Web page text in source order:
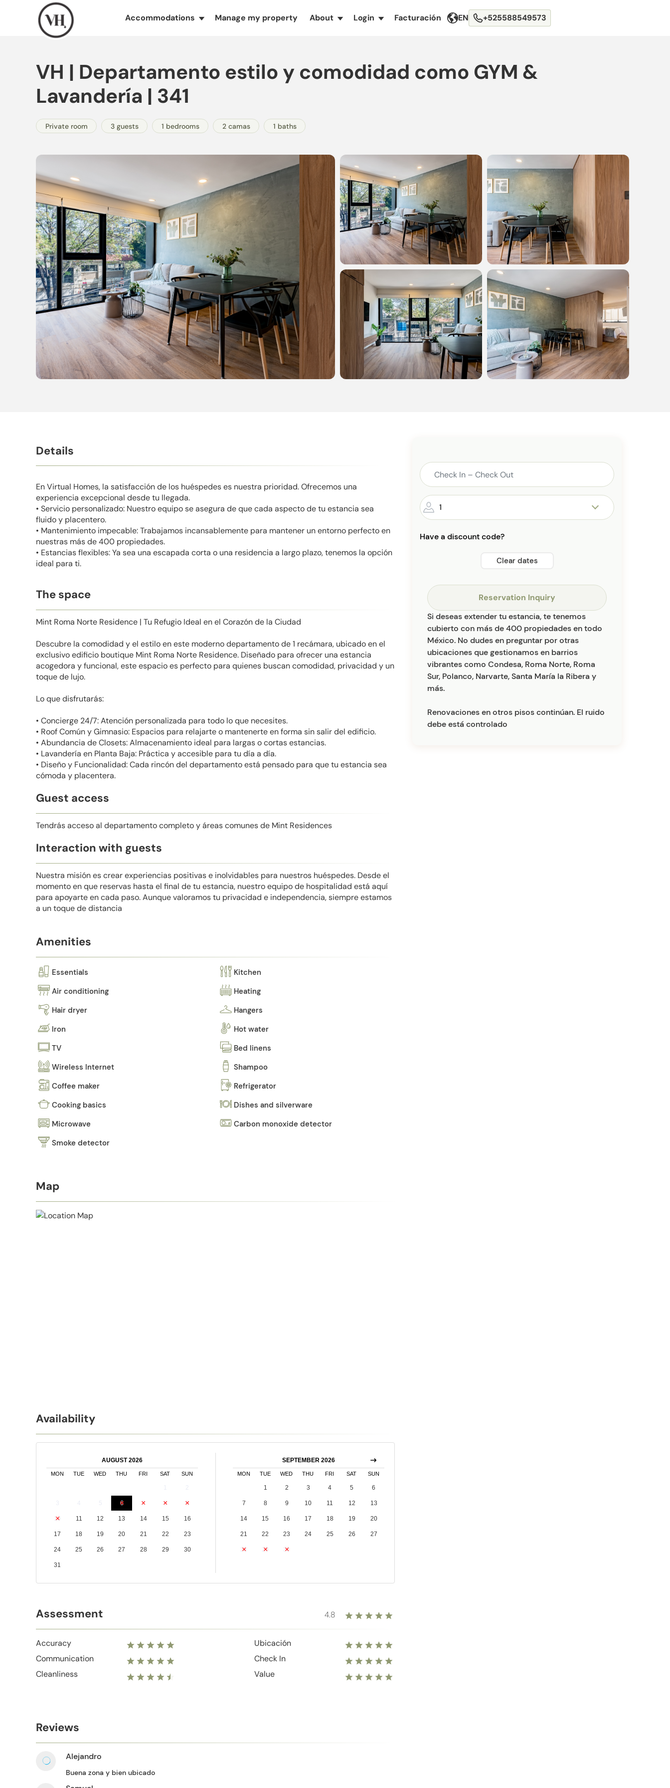
Accommodations ▾ Manage my property About ▾ Login ▾ Facturación EN +525588549573
VH | Departamento estilo y comodidad como GYM &
Lavandería | 341
Private room 3 guests 1 bedrooms 2 camas 1 baths
Details
En Virtual Homes, la satisfacción de los huéspedes es nuestra prioridad. Ofrecemos una
experiencia excepcional desde tu llegada.
• Servicio personalizado: Nuestro equipo se asegura de que cada aspecto de tu estancia sea
fluido y placentero.
• Mantenimiento impecable: Trabajamos incansablemente para mantener un entorno perfecto en
nuestras más de 400 propiedades.
• Estancias flexibles: Ya sea una escapada corta o una residencia a largo plazo, tenemos la opción
ideal para ti.
The space
Mint Roma Norte Residence | Tu Refugio Ideal en el Corazón de la Ciudad
Descubre la comodidad y el estilo en este moderno departamento de 1 recámara, ubicado en el
exclusivo edificio boutique Mint Roma Norte Residence. Diseñado para ofrecer una estancia
acogedora y funcional, este espacio es perfecto para quienes buscan comodidad, privacidad y un
toque de lujo.
Lo que disfrutarás:
• Concierge 24/7: Atención personalizada para todo lo que necesites.
• Roof Común y Gimnasio: Espacios para relajarte o mantenerte en forma sin salir del edificio.
• Abundancia de Closets: Almacenamiento ideal para largas o cortas estancias.
• Lavandería en Planta Baja: Práctica y accesible para tu día a día.
• Diseño y Funcionalidad: Cada rincón del departamento está pensado para que tu estancia sea
cómoda y placentera.
Guest access
Tendrás acceso al departamento completo y áreas comunes de Mint Residences
Interaction with guests
Nuestra misión es crear experiencias positivas e inolvidables para nuestros huéspedes. Desde el
momento en que reservas hasta el final de tu estancia, nuestro equipo de hospitalidad está aquí
para apoyarte en cada paso. Aunque valoramos tu privacidad e independencia, siempre estamos
a un toque de distancia
Amenities
Essentials
Kitchen
Air conditioning
Heating
Hair dryer
Hangers
Iron
Hot water
TV
Bed linens
Wireless Internet
Shampoo
Coffee maker
Refrigerator
Cooking basics
Dishes and silverware
Microwave
Carbon monoxide detector
Smoke detector
Map
Availability
AUGUST 2026
MON TUE WED THU FRI SAT SUN
6 7 8 9
10 11 12 13 14 15 16
17 18 19 20 21 22 23
24 25 26 27 28 29 30
31
SEPTEMBER 2026
MON TUE WED THU FRI SAT SUN
1 2 3 4 5 6
7 8 9 10 11 12 13
14 15 16 17 18 19 20
21 22 23 24 25 26 27
28 29 30
Assessment 4.8
Accuracy
Communication
Cleanliness
Ubicación
Check In
Value
Reviews
Alejandro
Buena zona y bien ubicado
1
Have a discount code?
Clear dates
Reservation Inquiry
Si deseas extender tu estancia, te tenemos
cubierto con más de 400 propiedades en todo
México. No dudes en preguntar por otras
ubicaciones que gestionamos en barrios
vibrantes como Condesa, Roma Norte, Roma
Sur, Polanco, Narvarte, Santa María la Ribera y
más.
Renovaciones en otros pisos continúan. El ruido
debe está controlado